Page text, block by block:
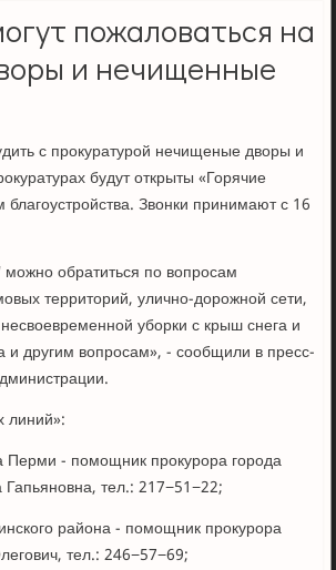
пожаловаться на
и нечищенные
с прокуратурой нечищеные дворы и
будут открыты «Горячие
Звонки принимают с 16
обратиться по вопросам
территорий, улично-дорожной сети,
уборки с крыш снега и
и другим вопросам», - сообщили в пресс-
линий»:
Перми - помощник прокурора города
тел.: 217−51−22;
района - помощник прокурора
тел.: 246−57−69;